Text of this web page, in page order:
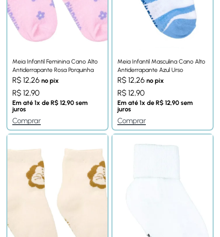
Meia Infantil Feminina Cano Alto
Antiderrapante Rosa Porquinha
R$ 12,26 no pix
R$ 12,90
Em até 1x de R$ 12,90 sem
juros
Comprar
Meia Infantil Masculina Cano Alto
Antiderrapante Azul Urso
R$ 12,26 no pix
R$ 12,90
Em até 1x de R$ 12,90 sem
juros
Comprar